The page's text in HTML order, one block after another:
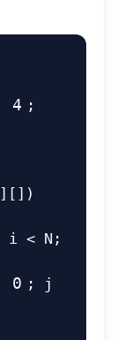
4 ;
] [ ] )
i < N ;
0 ;